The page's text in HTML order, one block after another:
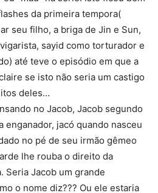
da primeira tempora(
seu filho, a briga de Jin e Sun,
sayid como torturador e
até teve o episódio em que a
se isto não seria um castigo
deles…
no Jacob, Jacob segundo
enganador, jacó quando nasceu
no pé de seu irmão gêmeo
lhe rouba o direito da
Seria Jacob um grande
o nome diz??? Ou ele estaria